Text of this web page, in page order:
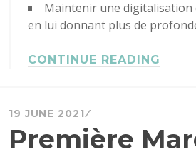
Maintenir une digitalisation
en lui donnant plus de
CONTINUE READING
19 JUNE 2021
Première